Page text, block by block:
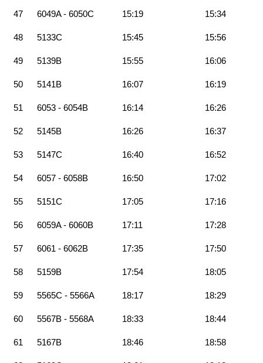
47 6049A - 6050C 15:19 15:34
48 5133C 15:45 15:56
49 5139B 15:55 16:06
50 5141B 16:07 16:19
51 6053 - 6054B 16:14 16:26
52 5145B 16:26 16:37
53 5147C 16:40 16:52
54 6057 - 6058B 16:50 17:02
55 5151C 17:05 17:16
56 6059A - 6060B 17:11 17:28
57 6061 - 6062B 17:35 17:50
58 5159B 17:54 18:05
59 5565C - 5566A 18:17 18:29
60 5567B - 5568A 18:33 18:44
61 5167B 18:46 18:58